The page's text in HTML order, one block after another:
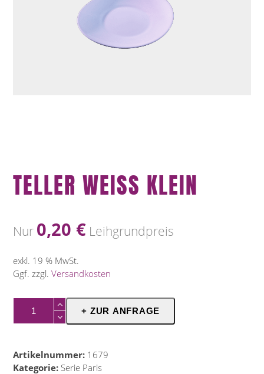
TELLER WEISS KLEIN
Nur 0,20 € Leihgrundpreis
exkl. 19 % MwSt.
Ggf. zzgl.Versandkosten
+ ZUR ANFRAGE
Artikelnummer: 1679
Kategorie: Serie Paris